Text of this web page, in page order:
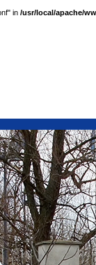
in /usr/local/apache/